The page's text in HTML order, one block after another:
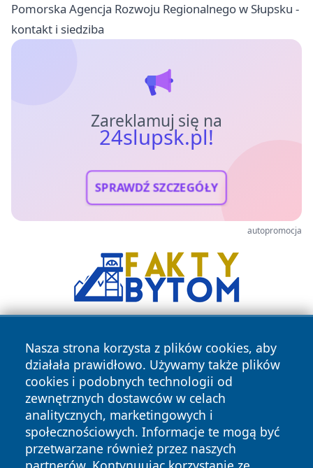
Pomorska Agencja Rozwoju Regionalnego w Słupsku -
kontakt i siedziba
Zareklamuj się na
24slupsk.pl!
SPRAWDŹ SZCZEGÓŁY
autopromocja
Nasza strona korzysta z plików cookies, aby
działała prawidłowo. Używamy także plików
cookies i podobnych technologii od
zewnętrznych dostawców w celach
analitycznych, marketingowych i
społecznościowych. Informacje te mogą być
przetwarzane również przez naszych
Copyright © 2026 24slupsk.pl Wszystkie prawa zastrzeżone.